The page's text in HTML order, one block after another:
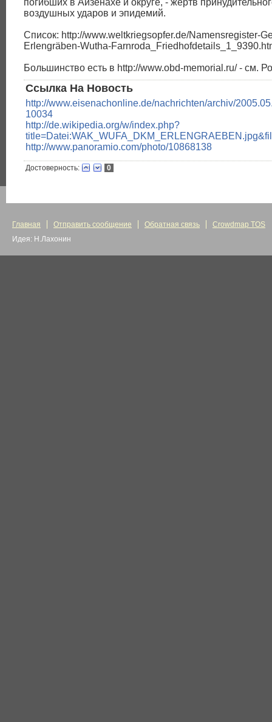
погибших в Айзенахе и округе, - жертв
воздушных ударов и эпидемий.
Список: http://www.weltkriegsopfer.de/Namensregister-
Erlengräben-Wutha-
Большинство есть в http://www.obd-memorial.ru/ - см.
Ссылка На Новость
http://www.eisenachonline.de/nachrichten/archiv/
10034
http://de.wikipedia.org/w/index.php?
http://www.panoramio.com/photo/10868138
Достоверность: 0
Главная Отправить сообщение Обратная связь
Crowdmap TOS
Идея: Н.Лахонин